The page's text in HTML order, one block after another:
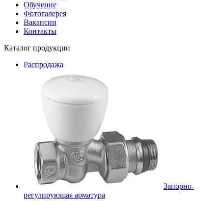
Обучение
Фотогалерея
Вакансии
Контакты
Каталог продукции
Распродажа
Запорно-
регулирующая арматура